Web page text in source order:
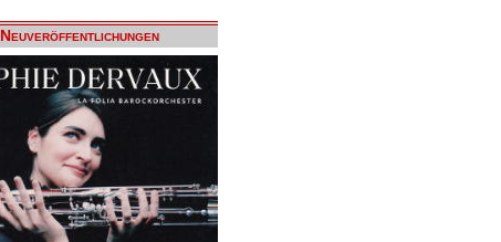
Neuveröffentlichungen